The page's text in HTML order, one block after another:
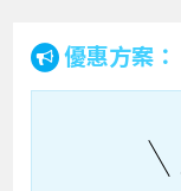
優惠方案：